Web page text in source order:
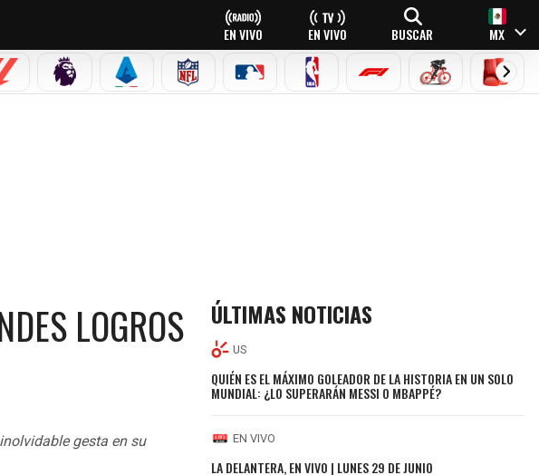
EN VIVO EN VIVO BUSCAR MX
LEAGUE
LALIGA PREMIER LEAGUE
SERIE A NFL MLB NBA FÓRMULA 1CICLISMOBOXEO
LOGROS
gesta en su
ÚLTIMAS NOTICIAS
US
QUIÉN ES EL MÁXIMO GOLEADOR DE LA HISTORIA EN UN SOLO
MUNDIAL: ¿LO SUPERARÁN MESSI O MBAPPÉ?
EN VIVO
LA DELANTERA, EN VIVO | LUNES 29 DE JUNIO